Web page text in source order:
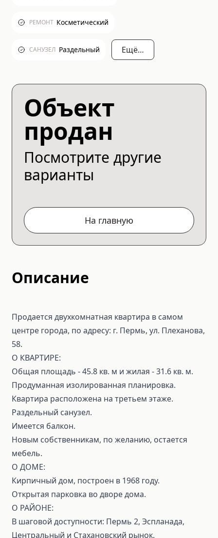
РЕМОНТ Косметический
САНУЗЕЛ Раздельный Ещё…
Объект
продан
Посмотрите другие
варианты
На главную
Описание
Продается двухкомнатная квартира в самом
центре города, по адресу: г. Пермь, ул. Плеханова,
58.
О КВАРТИРЕ:
Общая площадь - 45.8 кв. м и жилая - 31.6 кв. м.
Продуманная изолированная планировка.
Квартира расположена на третьем этаже.
Раздельный санузел.
Имеется балкон.
Новым собственникам, по желанию, остается
мебель.
О ДОМЕ:
Кирпичный дом, построен в 1968 году.
Открытая парковка во дворе дома.
О РАЙОНЕ:
В шаговой доступности: Пермь 2, Эспланада,
Центральный и Стахановский рынок.